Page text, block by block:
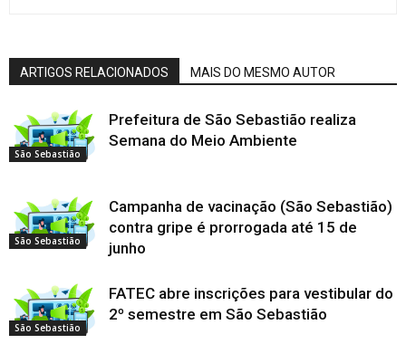
ARTIGOS RELACIONADOS MAIS DO MESMO AUTOR
São Sebastião
Prefeitura de São Sebastião realiza
Semana do Meio Ambiente
São Sebastião
Campanha de vacinação (São Sebastião)
contra gripe é prorrogada até 15 de
junho
São Sebastião
FATEC abre inscrições para vestibular do
2º semestre em São Sebastião